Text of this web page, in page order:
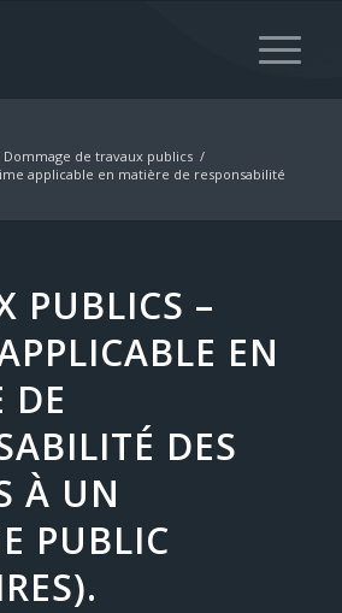
Dommage de travaux publics /
applicable en matière de responsabilité
PUBLICS –
EN
DE
DES
À UN
PUBLIC